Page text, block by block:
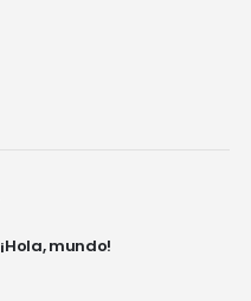
¡Hola, mundo!